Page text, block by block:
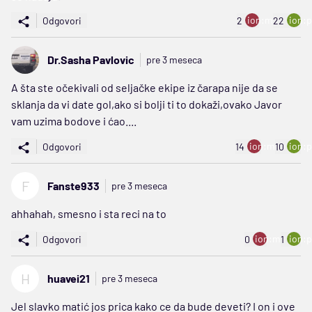
Odgovori 2 ion:minus
22
Dr.Sasha Pavlovic pre 3 meseca
A šta ste očekivali od seljačke ekipe iz čarapa nije da se
sklanja da vi date gol,ako si bolji ti to dokaži,ovako Javor
vam uzima bodove i ćao....
Odgovori 14 ion:minus
10
F Fanste933 pre 3 meseca
ahhahah, smesno i sta reci na to
Odgovori 0 ion:minus
1
H huavei21 pre 3 meseca
Jel slavko matić jos prica kako ce da bude deveti? I on i ove